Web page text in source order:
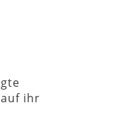
ihr